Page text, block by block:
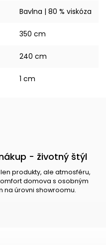
Bavlna | 80 % viskóza
350 cm
240 cm
1 cm
- životný štýl
produkty, ale atmosféru,
domova s osobným
na úrovni showroomu.